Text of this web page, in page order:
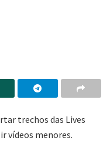
trechos das Lives
vídeos menores.